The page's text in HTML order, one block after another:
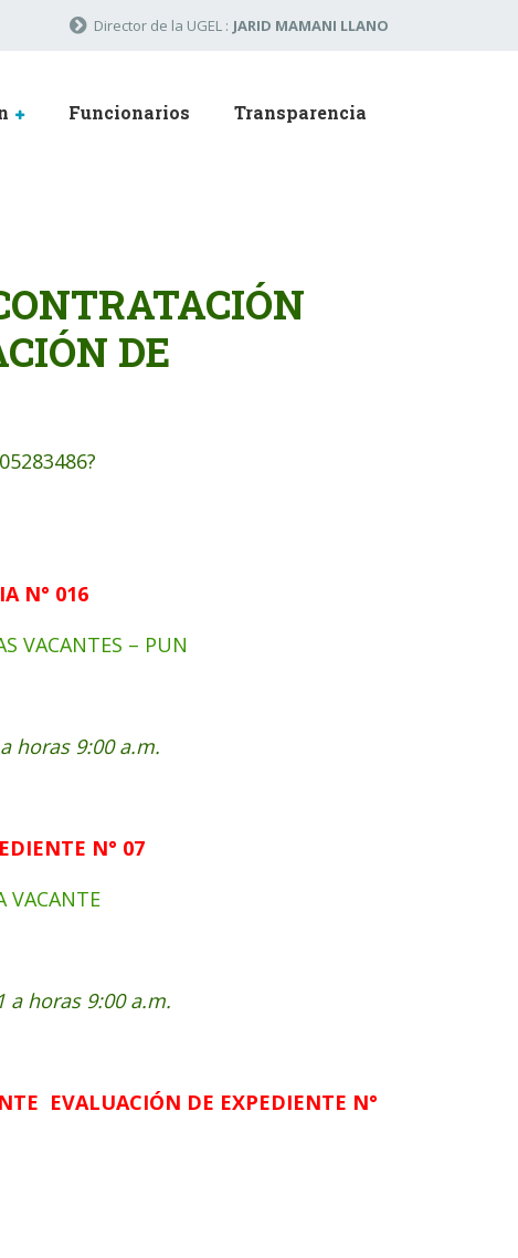
Director de la UGEL : JARID MAMANI LLANO
Funcionarios Transparencia
DE
N° 016
VACANTES – PUN
horas 9:00 a.m.
N° 07
VACANTE
a horas 9:00 a.m.
EVALUACIÓN DE EXPEDIENTE N°